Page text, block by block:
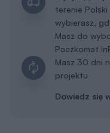
terenie Polski
wybierasz,
Masz do
Paczkomat
Masz 30 dni
projektu
Dowiedz się